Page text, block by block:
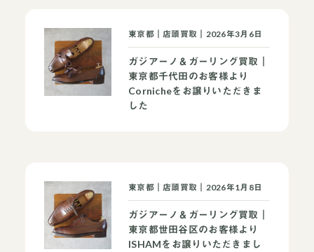
東京都｜店頭買取｜2026年3月6日
ガジアーノ＆ガーリング買取｜
東京都千代田のお客様より
Cornicheをお譲りいただきま
した
東京都｜店頭買取｜2026年1月8日
ガジアーノ＆ガーリング買取｜
東京都世田谷区のお客様より
ISHAMをお譲りいただきまし